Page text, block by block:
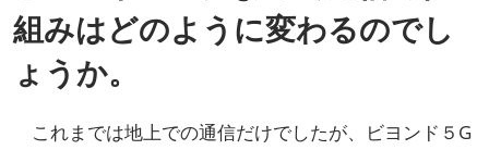
組みはどのように変わるのでし
ょうか。
これまでは地上での通信だけでしたが、ビヨンド５G